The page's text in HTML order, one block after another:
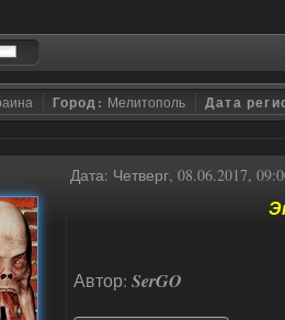
Город: Мелитополь Дата
Дата: Четверг, 08.06.2017,
Автор: SerGO